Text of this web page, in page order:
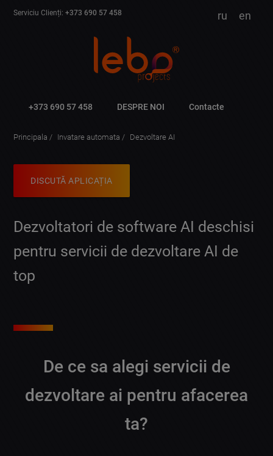
Serviciu Clienți:+373 690 57 458 ru en
+373 690 57 458 DESPRE NOI Contacte
Principala Invatare automata Dezvoltare AI
DISCUTĂ APLICAȚIA
Dezvoltatori de software AI deschisi
pentru servicii de dezvoltare AI de
top
De ce sa alegi servicii de
dezvoltare ai pentru afacerea
ta?